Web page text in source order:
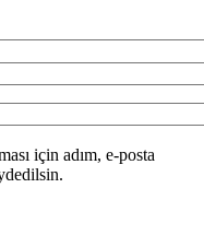
için adım, e-posta